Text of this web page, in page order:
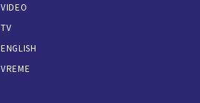
VIDEO
TV
ENGLISH
VREME